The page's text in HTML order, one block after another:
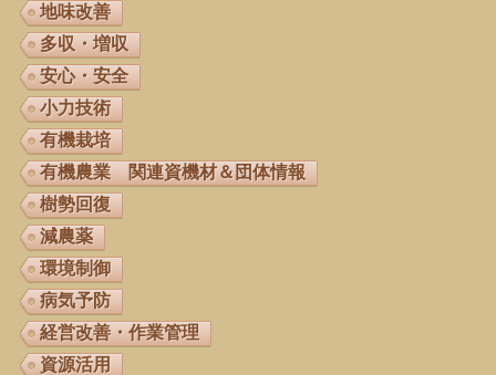
地味改善
多収・増収
安心・安全
小力技術
有機栽培
有機農業 関連資機材＆団体情報
樹勢回復
減農薬
環境制御
病気予防
経営改善・作業管理
資源活用